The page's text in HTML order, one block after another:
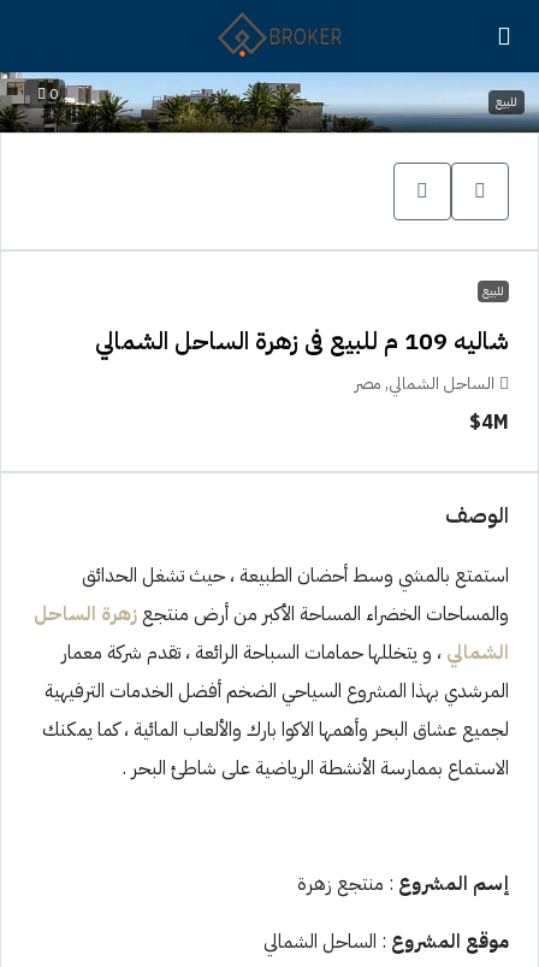
0 للبيع
للبيع
شاليه 109 م للبيع فى زهرة الساحل الشمالي
الساحل الشمالي, مصر
4M$
الوصف
استمتع بالمشي وسط أحضان الطبيعة ، حيث تشغل الحدائق
والمساحات الخضراء المساحة الأكبر من أرض منتجعزهرة الساحل
الشمالي ، و يتخللها حمامات السباحة الرائعة ، تقدم شركة معمار
المرشدي بهذا المشروع السياحي الضخم أفضل الخدمات الترفيهية
لجميع عشاق البحر وأهمها الاكوا بارك والألعاب المائية ، كما يمكنك
الاستماع بممارسة الأنشطة الرياضية على شاطئ البحر .
إسم المشروع : منتجع زهرة
موقع المشروع : الساحل الشمالي